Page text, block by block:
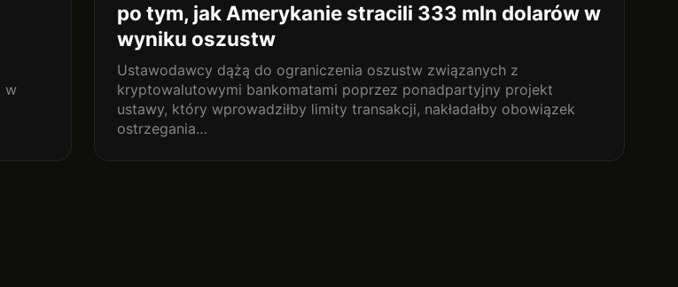
w
po tym, jak Amerykanie stracili 333 mln dolarów w
wyniku oszustw
Ustawodawcy dążą do ograniczenia oszustw związanych z
kryptowalutowymi bankomatami poprzez ponadpartyjny projekt
ustawy, który wprowadziłby limity transakcji, nakładałby obowiązek
ostrzegania…